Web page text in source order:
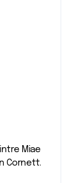
Miae
Cornett.